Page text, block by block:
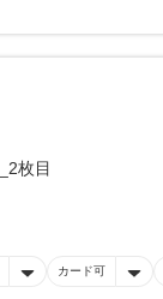
カード可